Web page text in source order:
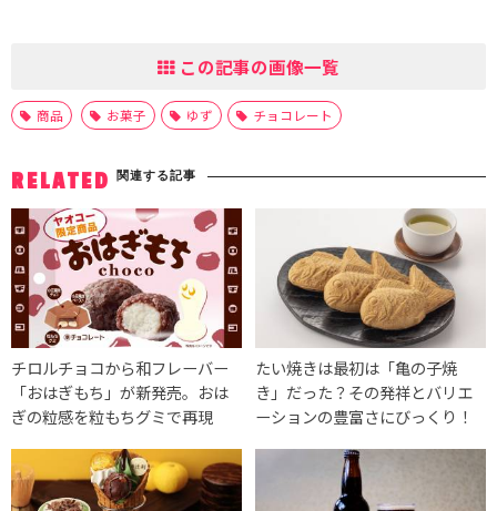
この記事の画像一覧
商品 お菓子 ゆず チョコレート
RELATED 関連する記事
チロルチョコから和フレーバー
「おはぎもち」が新発売。おは
ぎの粒感を粒もちグミで再現
たい焼きは最初は「亀の子焼
き」だった？その発祥とバリエ
ーションの豊富さにびっくり！